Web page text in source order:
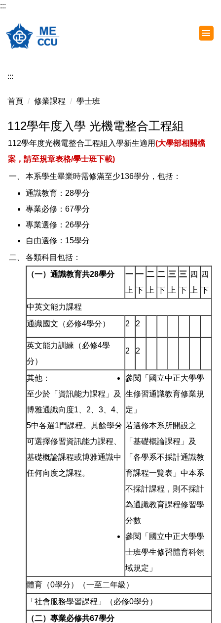
跳
主
要
區
:::
:::
首頁 修業課程 學士班
112學年度入學 光機電整合工程組
112學年度光機電整合工程組入學新生適用(大學部相關檔
案，請至規章表格/學士班下載)
一、
本系學生畢業時需修滿至少136學分，包括：
通識教育：28學分
專業必修：67學分
專業選修：26學分
自由選修：15學分
二、
各類科目包括：
（一）通識教育共28學分
一
上
一
下
二
上
二
下
三
上
三
下
四
上
四
下
中英文能力課程
通識國文（必修4學分）
2 2
英文能力訓練（必修4學
分）
2 2
其他：
至少於「資訊能力課程」及
博雅通識向度1、2、3、4、
5中各選1門課程。其餘學分
可選擇修習資訊能力課程、
基礎概論課程或博雅通識中
任何向度之課程。
參閱「國立中正大學學
生修習通識教育修業規
定」
若選修本系所開設之
「基礎概論課程」及
「各學系不採計通識教
育課程一覽表」中本系
不採計課程，則不採計
為通識教育課程修習學
分數
參閱「國立中正大學學
士班學生修習體育科領
域規定」
體育（0學分）（一至二年級）
「社會服務學習課程」（必修0學分）
（二）專業必修共67學分